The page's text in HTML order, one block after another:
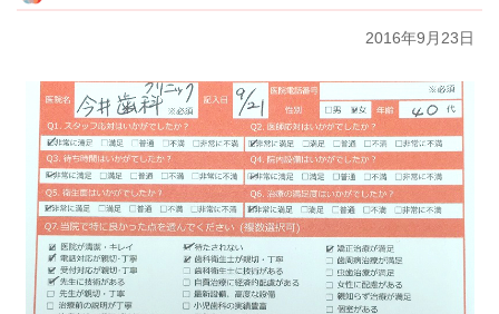
2016年9月23日